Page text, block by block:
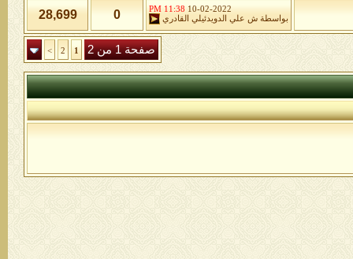
10-02-2022
11:38 PM
بواسطة ش علي الدويدئيلي القادري 0
28,699
صفحة 1 من 2 1
2
>